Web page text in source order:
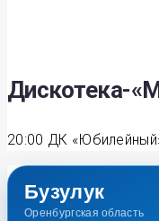
Дискотека-
20:00 ДК
Бузулук
Оренбургская область